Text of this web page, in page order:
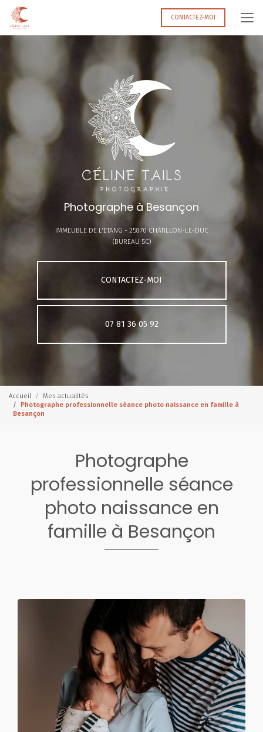
Aller
contenu
CONTACTEZ-MOI
Photographe à Besançon
IMMEUBLE DE L'ETANG - 25870 CHÂTILLON-LE-DUC
(BUREAU 5C)
CONTACTEZ-MOI
07 81 36 05 92
Accueil
Mes actualités
Photographe professionnelle séance photo naissance en famille à
Besançon
Photographe
professionnelle séance
photo naissance en
famille à Besançon